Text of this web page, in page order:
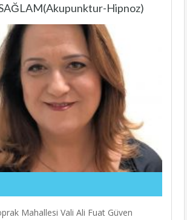
Hipnoz)
Mahallesi Vali Ali Fuat Güven